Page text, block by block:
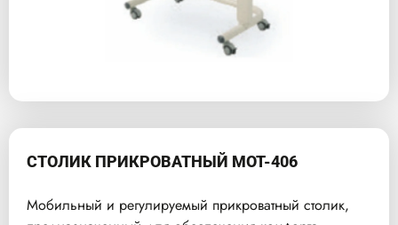
СТОЛИК ПРИКРОВАТНЫЙ MOT-406
Мобильный и регулируемый прикроватный столик,